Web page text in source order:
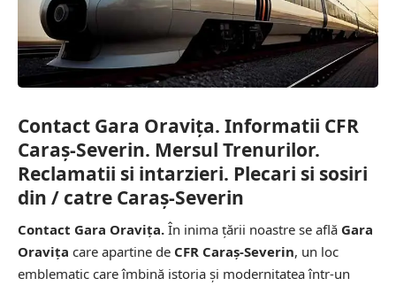
Contact Gara Oravița. Informatii CFR
Caraș-Severin. Mersul Trenurilor.
Reclamatii si intarzieri. Plecari si sosiri
din / catre Caraș-Severin
Contact Gara Oravița. În inima țării noastre se află Gara
Oravița care apartine de CFR Caraș-Severin, un loc
emblematic care îmbină istoria și modernitatea într-un